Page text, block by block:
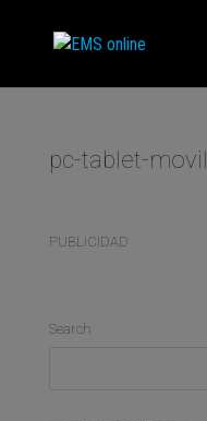
pc-tablet-movil
PUBLICIDAD
Search